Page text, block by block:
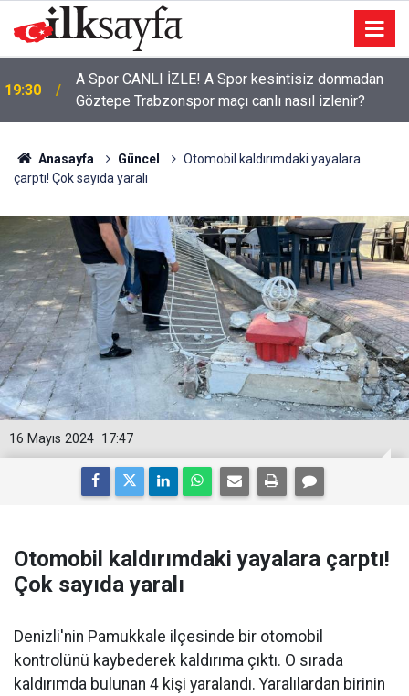
19:30
Göztepe Trabzonspor maç hangi kanalda? Göztepe
Trabzonspor maçı ne zaman?
Anasayfa Güncel
Otomobil kaldırımdaki yayalara
çarptı! Çok sayıda yaralı
17:47
16 Mayıs 2024
Otomobil kaldırımdaki yayalara çarptı!
Çok sayıda yaralı
Denizli'nin Pamukkale ilçesinde bir otomobil
kontrolünü kaybederek kaldırıma çıktı. O sırada
kaldırımda bulunan 4 kişi yaralandı. Yaralılardan birinin